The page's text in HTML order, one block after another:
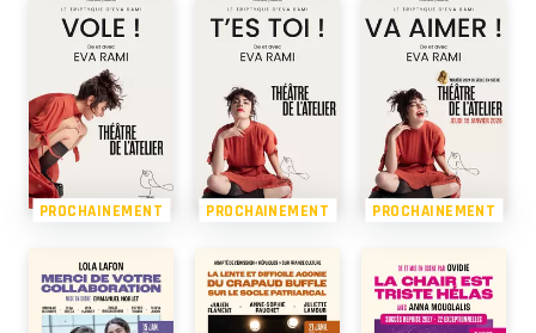
PROCHAINEMENT PROCHAINEMENT PROCHAINEMENT